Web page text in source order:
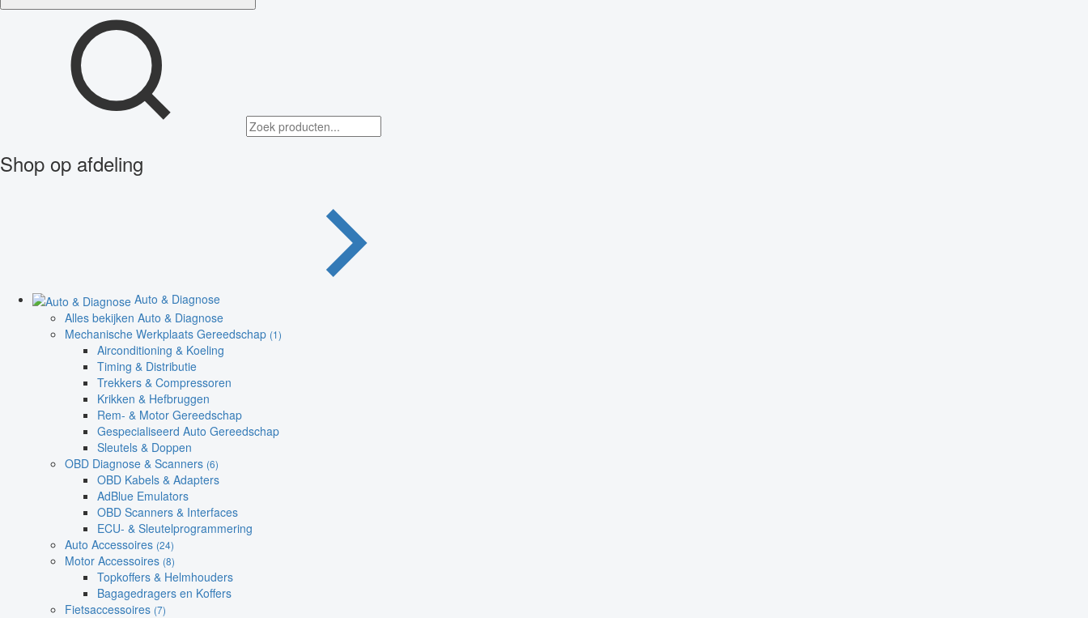
Shop op afdeling
Auto & Diagnose
Alles bekijken Auto & Diagnose
Mechanische Werkplaats Gereedschap (1)
Airconditioning & Koeling
Timing & Distributie
Trekkers & Compressoren
Krikken & Hefbruggen
Rem- & Motor Gereedschap
Gespecialiseerd Auto Gereedschap
Sleutels & Doppen
OBD Diagnose & Scanners (6)
OBD Kabels & Adapters
AdBlue Emulators
OBD Scanners & Interfaces
ECU- & Sleutelprogrammering
Auto Accessoires (24)
Motor Accessoires (8)
Topkoffers & Helmhouders
Bagagedragers en Koffers
Fietsaccessoires (7)